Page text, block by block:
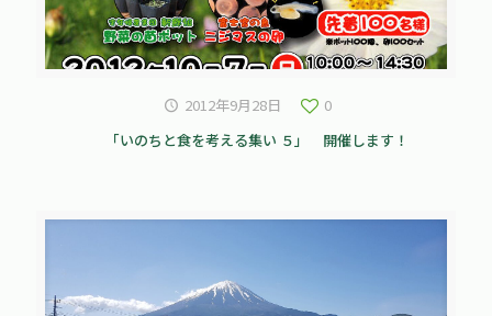
2012年9月28日
0
「いのちと食を考える集い ５」 開催します！